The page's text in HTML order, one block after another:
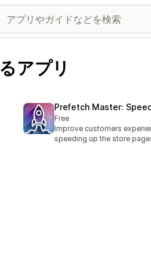
アプリ
Prefetch Master:
Free
Improve customers
speeding up the store